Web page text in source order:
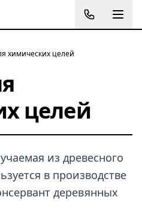
химических целей
целей
из древесного
в производстве
деревянных